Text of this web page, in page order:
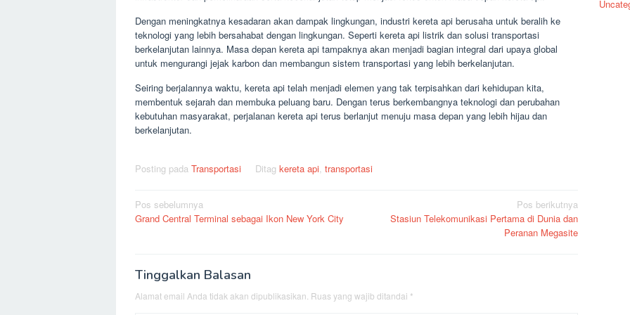
Dengan meningkatnya kesadaran akan dampak lingkungan, industri kereta api berusaha untuk beralih ke
teknologi yang lebih bersahabat dengan lingkungan. Seperti kereta api listrik dan solusi transportasi
berkelanjutan lainnya. Masa depan kereta api tampaknya akan menjadi bagian integral dari upaya global
untuk mengurangi jejak karbon dan membangun sistem transportasi yang lebih berkelanjutan.
Seiring berjalannya waktu, kereta api telah menjadi elemen yang tak terpisahkan dari kehidupan kita,
membentuk sejarah dan membuka peluang baru. Dengan terus berkembangnya teknologi dan perubahan
kebutuhan masyarakat, perjalanan kereta api terus berlanjut menuju masa depan yang lebih hijau dan
berkelanjutan.
Posting pada Transportasi Ditag kereta api, transportasi
Navigasi
pos
Pos sebelumnya
Grand Central Terminal sebagai Ikon New York City
Pos berikutnya
Stasiun Telekomunikasi Pertama di Dunia dan
Peranan Megasite
Tinggalkan Balasan
Alamat email Anda tidak akan dipublikasikan. Ruas yang wajib ditandai *